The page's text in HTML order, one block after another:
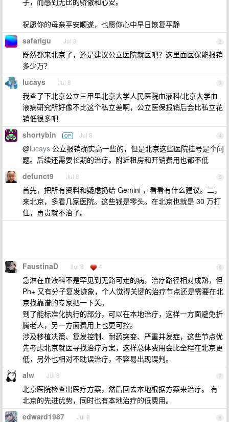
祝愿你的母亲平安顺遂，也愿你心中早日恢复平静
2
safarigu Jul 8
既然都来北京了，还是建议公立医院就医吧？这里面医保能报销
多少万？
3
lucays Jul 8
我查了下北京公立三甲里北京大学人民医院血液科/北京大学血
液病研究所好像不比这个私立差啊，公立医保报销后会比私立花
销低很多吧
4
shortybin OP Jul 8
@lucays 公立报销确实高一些的，但是北京这些医院挂号是个问
题。后续还需要长期的治疗。附近租房和开销费用也都不低
5
defunct9 Jul 8
首先，把所有资料和疑虑扔给 Gemini ，看看有什么建议。二，
来北京，多看几家医院。这些钱是零头。在北京也就是 30 万打
住，再贵就不治了。
6
FaustinaD Jul 8 4
急淋在血液科不是罕见到无路可走的病，治疗路径相对成熟，但
Ph+ 又有分子复发迹象，个人觉得关键的治疗节点还是需要在北
京找靠谱的专家把一下关。
到了能标准化执行的部分，可以在本地治疗，这样一方面避免折
腾老人，另一方面费用上也更可控。
涉及移植决策、复发控制、耐药突变、严重并发症，这些节点优
先考虑北京就医寻找治疗方案，这样总体费用会比全程在北京更
低，另外也相对不耽误治疗，不容易出现误判。
7
alw Jul 8
北京医院检查出医疗方案，然后回去本地根据方案来治疗。 有
北京的先进优势，同时也有本地治疗的低费用。
8
edward1987 Jul 8